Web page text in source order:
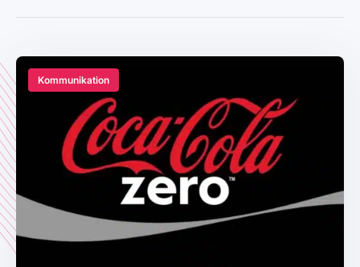
Kommunikation